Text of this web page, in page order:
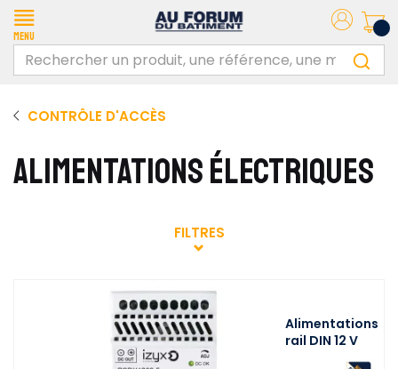
Menu
CONTRÔLE D'ACCÈS
ALIMENTATIONS ÉLECTRIQUES
FILTRES
Alimentations
rail DIN 12 V